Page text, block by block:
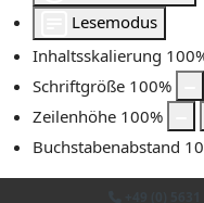
Lesemodus
Inhaltsskalierung 100
Schriftgröße 100%
Zeilenhöhe 100%
Buchstabenabstand